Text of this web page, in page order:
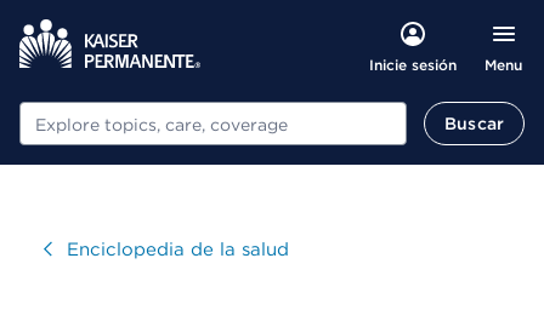
Inicie sesión Menu
Buscar Buscar
Visitar
Enciclopedia de la salud